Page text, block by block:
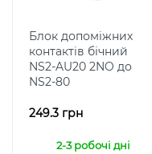
Блок допоміжних
контактів бічний
NS2-AU20 2NO до
NS2-80
249.3 грн
2-3 робочі дні